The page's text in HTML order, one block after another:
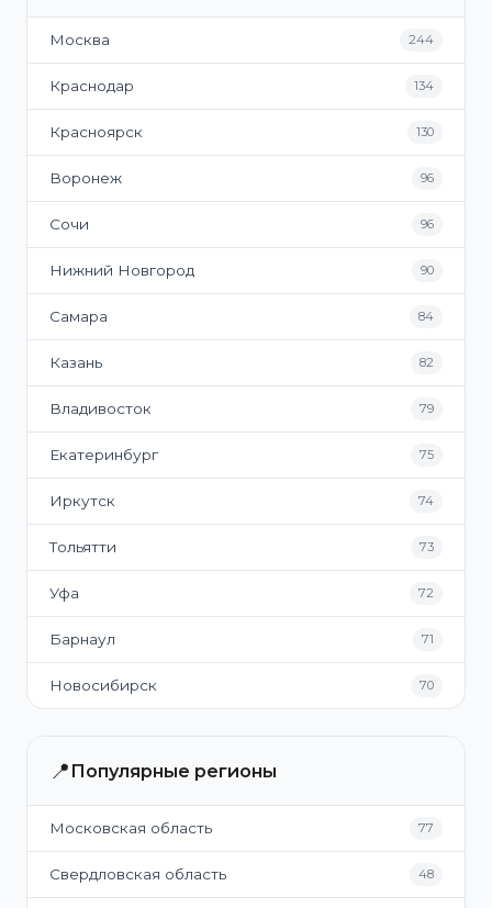
Москва 244
Краснодар 134
Красноярск 130
Воронеж 96
Сочи 96
Нижний Новгород 90
Самара 84
Казань 82
Владивосток 79
Екатеринбург 75
Иркутск 74
Тольятти 73
Уфа 72
Барнаул 71
Новосибирск 70
📍 Популярные регионы
Московская область 77
Свердловская область 48